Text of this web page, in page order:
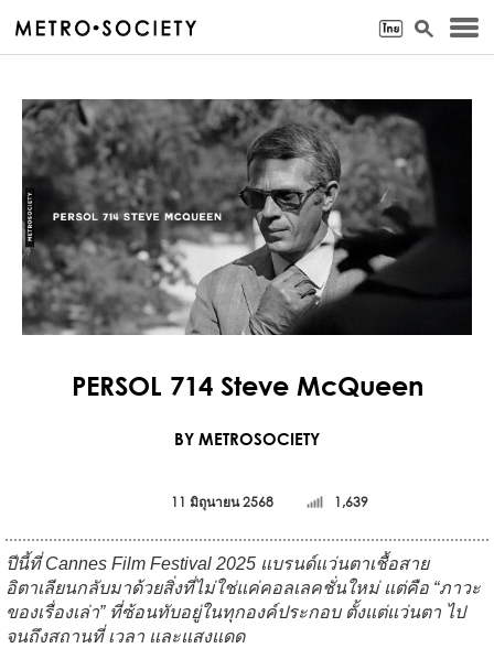
PERSOL 714 Steve McQueen
BY METROSOCIETY
11 มิถุนายน 2568 1,639
ปีนี้ที่ Cannes Film Festival 2025 แบรนด์แว่นตาเชื้อสาย
อิตาเลียนกลับมาด้วยสิ่งที่ไม่ใช่แค่คอลเลคชั่นใหม่ แต่คือ “ภาวะ
ของเรื่องเล่า” ที่ซ้อนทับอยู่ในทุกองค์ประกอบ ตั้งแต่แว่นตา ไป
จนถึงสถานที่ เวลา และแสงแดด